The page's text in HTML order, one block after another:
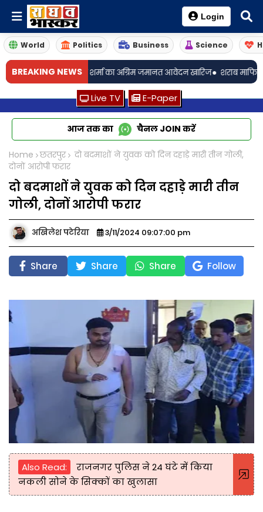
Login
World Politics Business Science
BREAKING NEWS
आरक्षक शिवम शर्मा का अग्रिम जमानत आवेदन खारिज• शराब माफियाओं के आगे
Live TV E-Paper
आज तक का चैनल JOIN करें
Home छतरपुर
दो बदमाशों ने युवक को दिन दहाड़े मारी तीन गोली,
दोनों आरोपी फरार
दो बदमाशों ने युवक को दिन दहाड़े मारी तीन
गोली, दोनों आरोपी फरार
अखिलेश पटेरिया 3/11/2024 09:07:00 pm
Share Share Share Follow
Also Read:
राजनगर पुलिस ने 24 घंटे में किया
नकली सोने के सिक्कों का खुलासा